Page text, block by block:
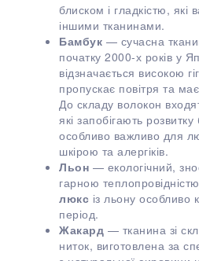
блиском і гладкістю, які
іншими тканинами.
Бамбук — сучасна
початку 2000-х років у
відзначається високою
пропускає повітря та
До складу волокон
які запобігають
особливо важливо для
шкірою та алергіків.
Льон — екологічний,
гарною
люкс із льону
період.
Жакард — тканина зі
ниток, виготовлена за